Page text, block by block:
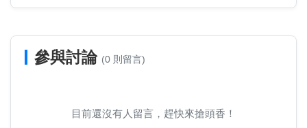
參與討論 (0 則留言)
目前還沒有人留言，趕快來搶頭香！